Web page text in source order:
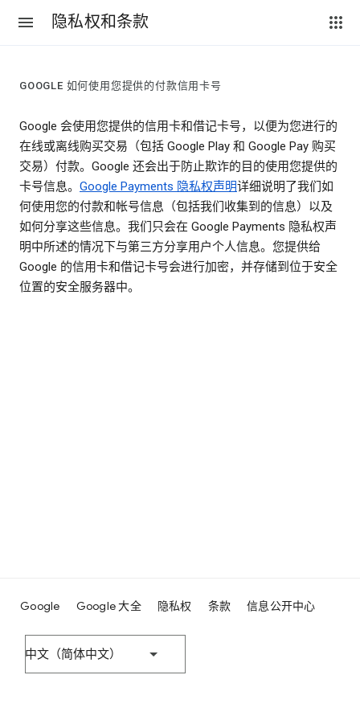
隐私权和条款
GOOGLE 如何使用您提供的付款信用卡号
Google 会使用您提供的信用卡和借记卡号，以便为您进行的
在线或离线购买交易（包括 Google Play 和 Google Pay 购买
交易）付款。Google 还会出于防止欺诈的目的使用您提供的
卡号信息。 Google Payments 隐私权声明详细说明了我们如
何使用您的付款和帐号信息（包括我们收集到的信息）以及
如何分享这些信息。我们只会在 Google Payments 隐私权声
明中所述的情况下与第三方分享用户个人信息。您提供给
Google 的信用卡和借记卡号会进行加密，并存储到位于安全
位置的安全服务器中。
Google Google 大全 隐私权 条款 信息公开中心
中文（简体中文）